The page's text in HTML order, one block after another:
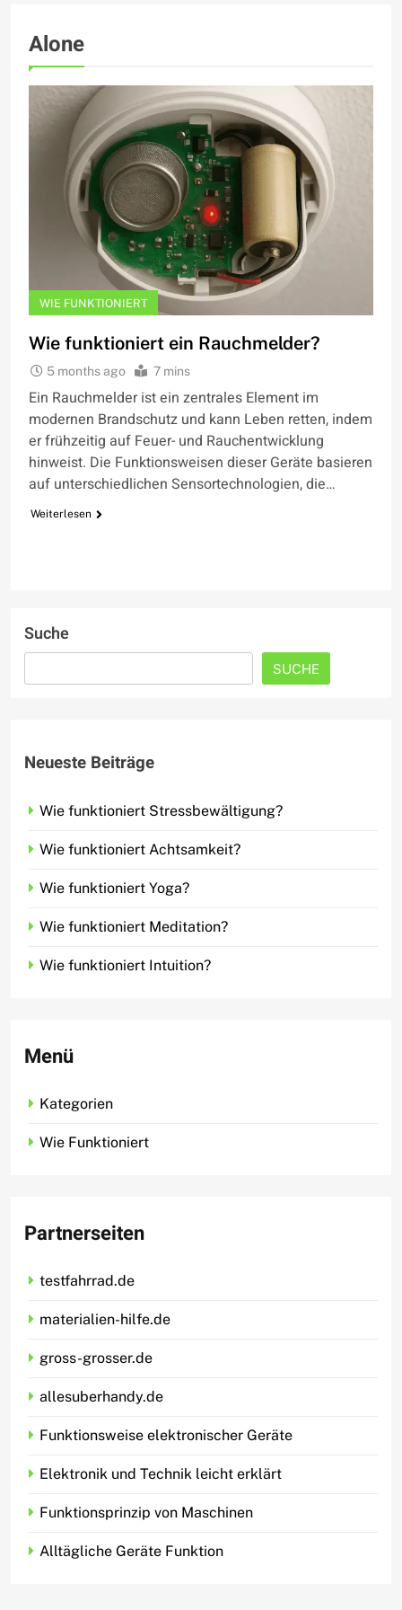
Alone
WIE FUNKTIONIERT
Wie funktioniert ein Rauchmelder?
5 months ago 7 mins
Ein Rauchmelder ist ein zentrales Element im
modernen Brandschutz und kann Leben retten, indem
er frühzeitig auf Feuer- und Rauchentwicklung
hinweist. Die Funktionsweisen dieser Geräte basieren
auf unterschiedlichen Sensortechnologien, die…
Weiterlesen
Suche
SUCHE
Neueste Beiträge
Wie funktioniert Stressbewältigung?
Wie funktioniert Achtsamkeit?
Wie funktioniert Yoga?
Wie funktioniert Meditation?
Wie funktioniert Intuition?
Menü
Kategorien
Wie Funktioniert
Partnerseiten
testfahrrad.de
materialien-hilfe.de
gross-grosser.de
allesuberhandy.de
Funktionsweise elektronischer Geräte
Elektronik und Technik leicht erklärt
Funktionsprinzip von Maschinen
Alltägliche Geräte Funktion